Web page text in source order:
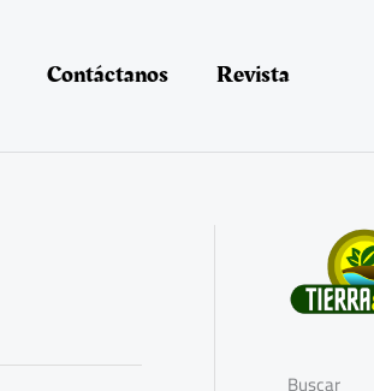
Contáctanos Revista